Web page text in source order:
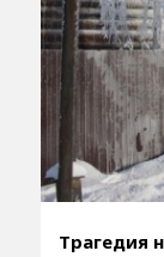
Трагедия